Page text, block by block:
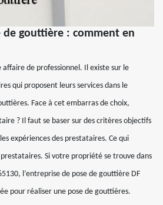
de gouttière : comment en
affaire de professionnel. Il existe sur le
qui proposent leurs services dans le
Face à cet embarras de choix,
? Il faut se baser sur des critères objectifs
expériences des prestataires. Ce qui
Si votre propriété se trouve dans
l’entreprise de pose de gouttière DF
pour réaliser une pose de gouttières.